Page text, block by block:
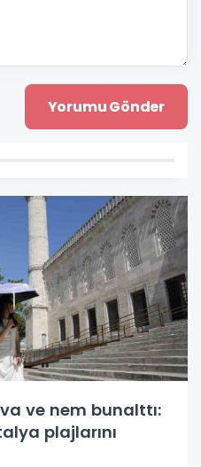
ve nem bunalttı:
plajlarını